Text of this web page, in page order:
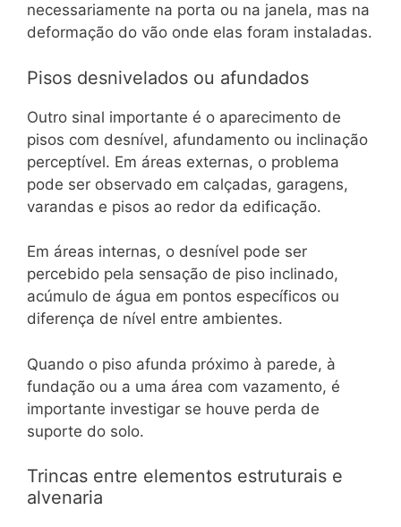
necessariamente na porta ou na janela, mas na
deformação do vão onde elas foram instaladas.
Pisos desnivelados ou afundados
Outro sinal importante é o aparecimento de
pisos com desnível, afundamento ou inclinação
perceptível. Em áreas externas, o problema
pode ser observado em calçadas, garagens,
varandas e pisos ao redor da edificação.
Em áreas internas, o desnível pode ser
percebido pela sensação de piso inclinado,
acúmulo de água em pontos específicos ou
diferença de nível entre ambientes.
Quando o piso afunda próximo à parede, à
fundação ou a uma área com vazamento, é
importante investigar se houve perda de
suporte do solo.
Trincas entre elementos estruturais e
alvenaria